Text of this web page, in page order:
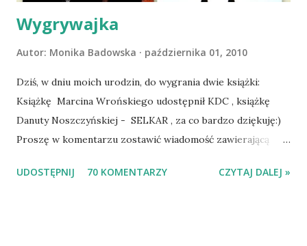
Dopier...
Wygrywajka
Autor: Monika Badowska października 01, 2010
Dziś, w dniu moich urodzin, do wygrania dwie książki:
Książkę Marcina Wrońskiego udostępnił KDC , książkę
Danuty Noszczyńskiej - SELKAR , za co bardzo dziękuję:)
Proszę w komentarzu zostawić wiadomość zawierającą
Losowanie odbędzie się w niedzielę o 8:00. Zapraszam
UDOSTĘPNIJ 70 KOMENTARZY CZYTAJ DALEJ »